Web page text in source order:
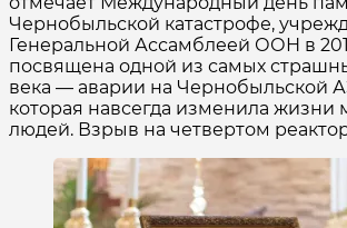
Чернобыльской катастрофе,
Генеральной Ассамблеей ООН в
посвящена одной из самых
века — аварии на Чернобыльской
которая навсегда изменила жизни
людей. Взрыв на четвертом